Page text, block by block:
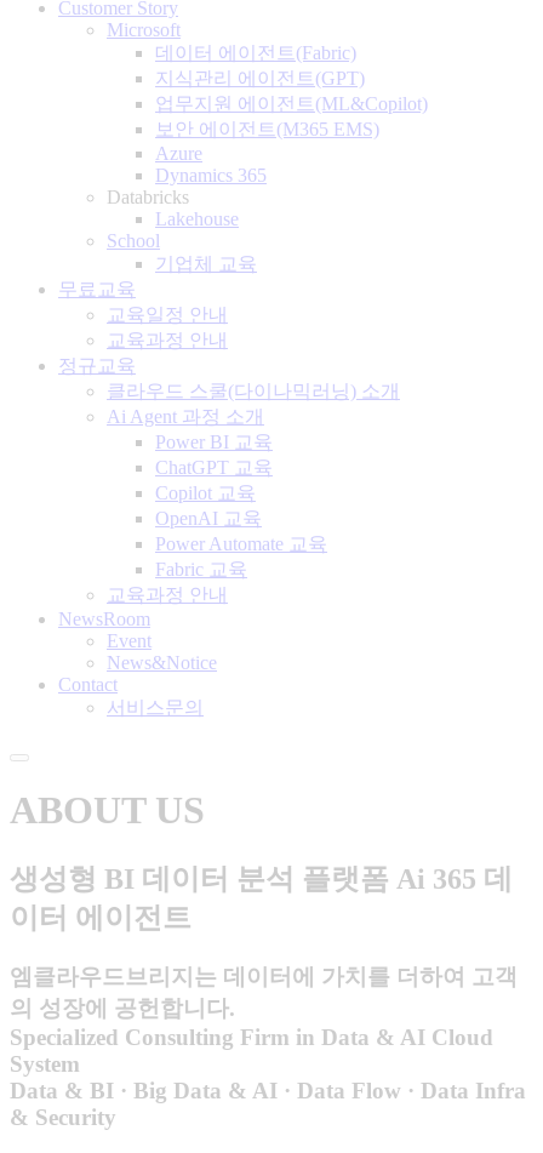
Customer Story
Microsoft
데이터 에이전트(Fabric)
지식관리 에이전트(GPT)
업무지원 에이전트(ML&Copilot)
보안 에이전트(M365 EMS)
Azure
Dynamics 365
Databricks
Lakehouse
School
기업체 교육
무료교육
교육일정 안내
교육과정 안내
정규교육
클라우드 스쿨(다이나믹러닝) 소개
Ai Agent 과정 소개
Power BI 교육
ChatGPT 교육
Copilot 교육
OpenAI 교육
Power Automate 교육
Fabric 교육
교육과정 안내
NewsRoom
Event
News&Notice
Contact
서비스문의
ABOUT US
생성형 BI 데이터 분석 플랫폼 Ai 365 데
이터 에이전트
엠클라우드브리지는 데이터에 가치를 더하여 고객
의 성장에 공헌합니다.
Specialized Consulting Firm in Data & AI Cloud
System
Data & BI · Big Data & AI · Data Flow · Data Infra
& Security